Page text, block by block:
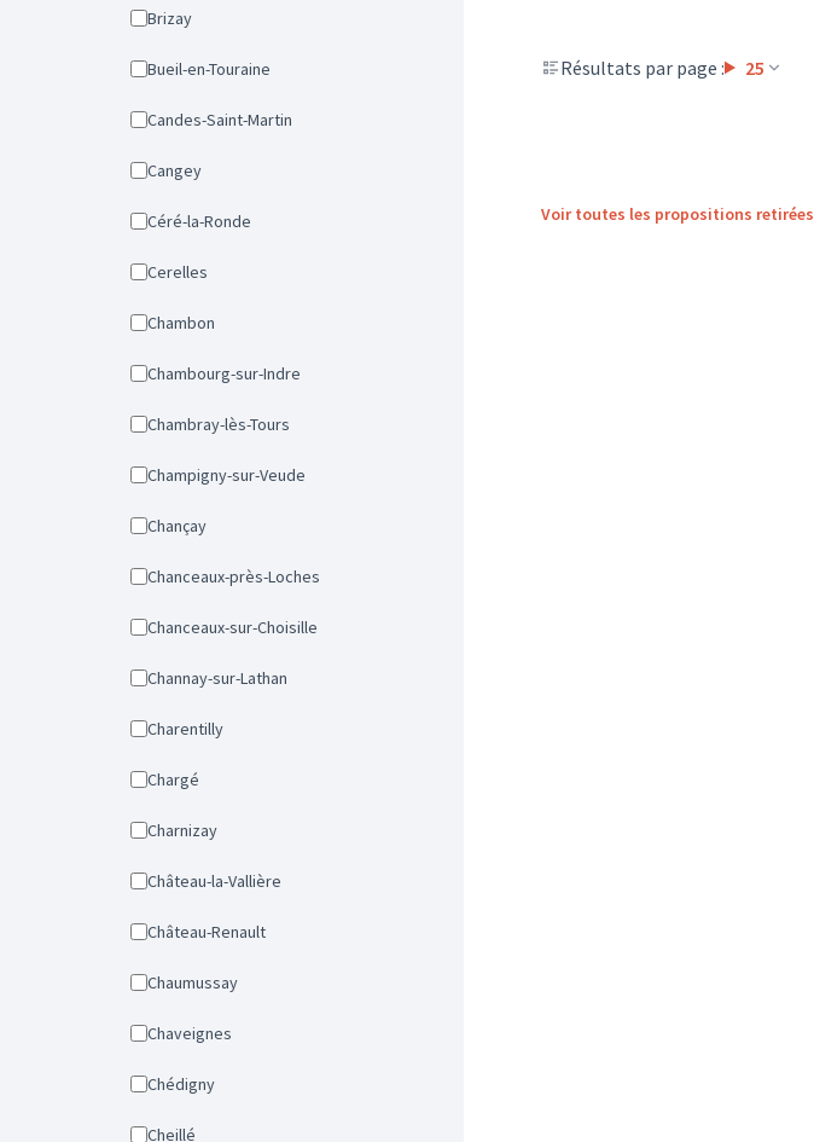
Brizay
Bueil-en-Touraine
Candes-Saint-Martin
Cangey
Céré-la-Ronde
Cerelles
Chambon
Chambourg-sur-Indre
Chambray-lès-Tours
Champigny-sur-Veude
Chançay
Chanceaux-près-Loches
Chanceaux-sur-Choisille
Channay-sur-Lathan
Charentilly
Chargé
Charnizay
Château-la-Vallière
Château-Renault
Chaumussay
Chaveignes
Chédigny
Cheillé
Résultats par page : 25
Voir toutes les propositions retirées